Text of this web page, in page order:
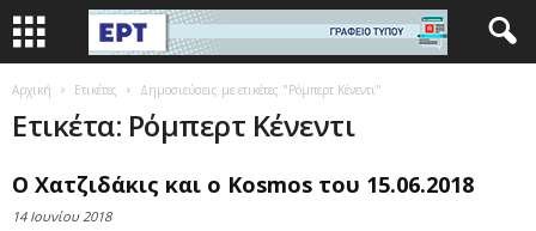
Αρχική Ετικέτες Δημοσιεύσεις με ετικέτες "Ρόμπερτ Κένεντι"
Ετικέτα: Ρόμπερτ Κένεντι
Ο Χατζιδάκις και ο Kosmos του 15.06.2018
14 Ιουνίου 2018